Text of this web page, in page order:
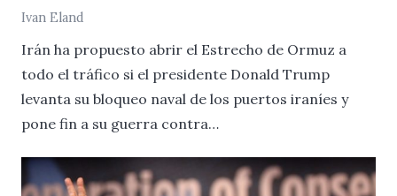
Ivan Eland
Irán ha propuesto abrir el Estrecho de Ormuz a
todo el tráfico si el presidente Donald Trump
levanta su bloqueo naval de los puertos iraníes y
pone fin a su guerra contra…